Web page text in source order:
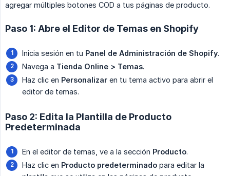
agregar múltiples botones COD a tus páginas de producto.
Paso 1: Abre el Editor de Temas en Shopify
Inicia sesión en tu Panel de Administración de Shopify.
Navega a Tienda Online > Temas.
Haz clic en Personalizar en tu tema activo para abrir el
editor de temas.
Paso 2: Edita la Plantilla de Producto
Predeterminada
En el editor de temas, ve a la sección Producto.
Haz clic en Producto predeterminado para editar la